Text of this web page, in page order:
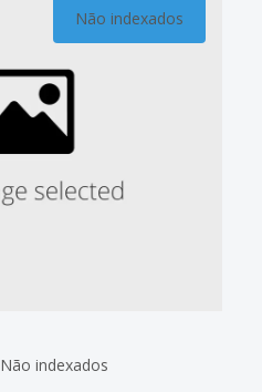
Não indexados
Não indexados